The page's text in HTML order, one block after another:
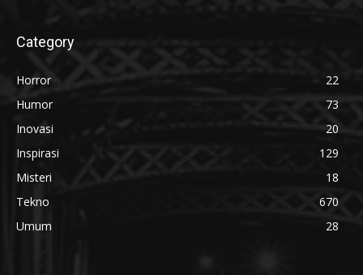
Category
Horror
22
Humor
73
Inovasi
20
Inspirasi
129
Misteri
18
Tekno
670
Umum
28